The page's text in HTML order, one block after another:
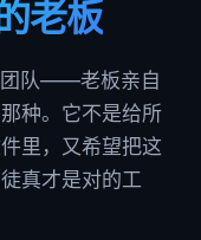
老板
团队——老板亲自
种。它不是给所
里，又希望把这
真才是对的工